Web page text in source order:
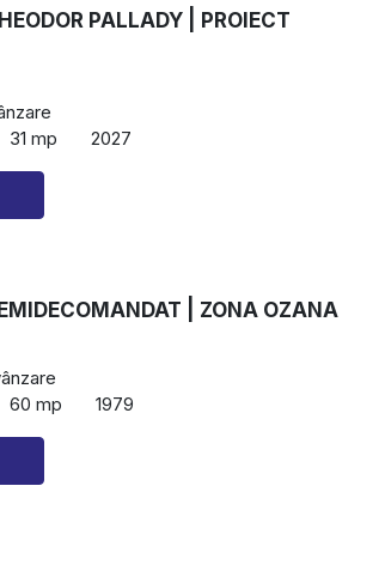
PALLADY | PROIECT
31 mp 2027
| ZONA OZANA
60 mp 1979